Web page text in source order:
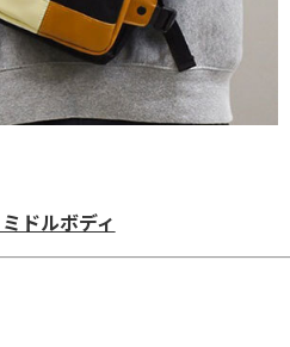
ドルボディ